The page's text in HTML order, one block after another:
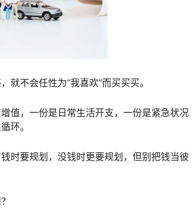
不会任性为“我喜欢”而买买买。
值，一份是日常生活开支，一份是紧急状况
环。
时要规划，没钱时更要规划，但别把钱当彼